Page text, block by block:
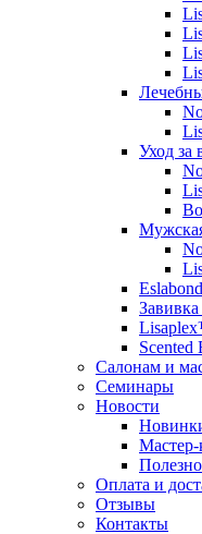
Уход за
Scented
Салонам и
Семинары
Новости
Мастер-
Оплата и
Отзывы
Контакты